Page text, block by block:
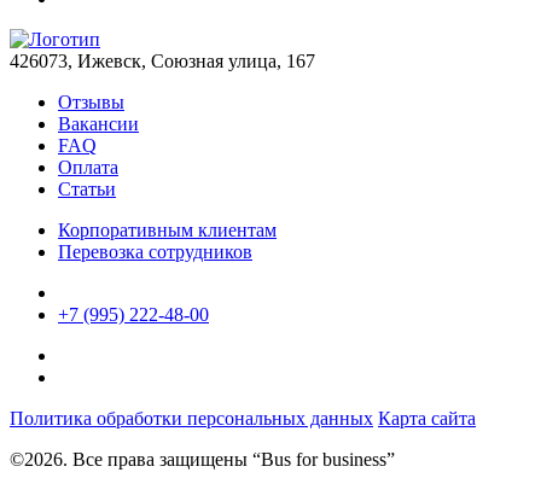
426073, Ижевск, Союзная улица, 167
Отзывы
Вакансии
FAQ
Оплата
Статьи
Корпоративным клиентам
Перевозка сотрудников
+7 (995) 222-48-00
Политика обработки персональных данных Карта сайта
©2026. Все права защищены “Bus for business”